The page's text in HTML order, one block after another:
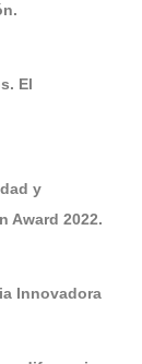
El
y
Award 2022.
Innovadora